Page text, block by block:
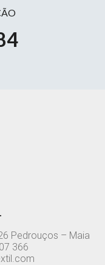
Pedrouços – Maia
220 907 366